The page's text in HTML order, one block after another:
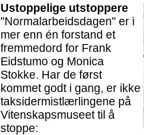
Ustoppelige utstoppere
"Normalarbeidsdagen" er i
mer enn én forstand et
fremmedord for Frank
Eidstumo og Monica
Stokke. Har de først
kommet godt i gang, er ikke
taksidermistlærlingene på
Vitenskapsmuseet til å
stoppe: